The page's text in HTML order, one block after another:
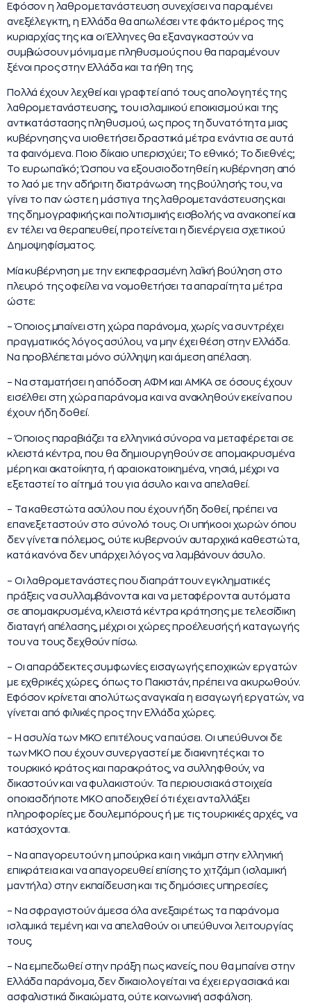
Εφόσον η λαθρομετανάστευση συνεχίσει να παραμένει
ανεξέλεγκτη, η Ελλάδα θα απωλέσει ντε φάκτο μέρος της
κυριαρχίας της και οι Έλληνες θα εξαναγκαστούν να
συμβιώσουν μόνιμα με πληθυσμούς που θα παραμένουν
ξένοι προς στην Ελλάδα και τα ήθη της.
Πολλά έχουν λεχθεί και γραφτεί από τους απολογητές της
λαθρομετανάστευσης, του ισλαμικού εποικισμού και της
αντικατάστασης πληθυσμού, ως προς τη δυνατότητα μιας
κυβέρνησης να υιοθετήσει δραστικά μέτρα ενάντια σε αυτά
τα φαινόμενα. Ποιο δίκαιο υπερισχύει; Το εθνικό; Το διεθνές;
Το ευρωπαϊκό; Ώσπου να εξουσιοδοτηθεί η κυβέρνηση από
το λαό με την αδήριτη διατράνωση της βούλησής του, να
γίνει το παν ώστε η μάστιγα της λαθρομετανάστευσης και
της δημογραφικής και πολιτισμικής εισβολής να ανακοπεί και
εν τέλει να θεραπευθεί, προτείνεται η διενέργεια σχετικού
Δημοψηφίσματος.
Μία κυβέρνηση με την εκπεφρασμένη λαϊκή βούληση στο
πλευρό της οφείλει να νομοθετήσει τα απαραίτητα μέτρα
ώστε:
– Όποιος μπαίνει στη χώρα παράνομα, χωρίς να συντρέχει
πραγματικός λόγος ασύλου, να μην έχει θέση στην Ελλάδα.
Να προβλέπεται μόνο σύλληψη και άμεση απέλαση.
– Να σταματήσει η απόδοση ΑΦΜ και ΑΜΚΑ σε όσους έχουν
εισέλθει στη χώρα παράνομα και να ανακληθούν εκείνα που
έχουν ήδη δοθεί.
– Όποιος παραβιάζει τα ελληνικά σύνορα να μεταφέρεται σε
κλειστά κέντρα, που θα δημιουργηθούν σε απομακρυσμένα
μέρη και ακατοίκητα, ή αραιοκατοικημένα, νησιά, μέχρι να
εξεταστεί το αίτημά του για άσυλο και να απελαθεί.
– Τα καθεστώτα ασύλου που έχουν ήδη δοθεί, πρέπει να
επανεξεταστούν στο σύνολό τους. Οι υπήκοοι χωρών όπου
δεν γίνεται πόλεμος, ούτε κυβερνούν αυταρχικά καθεστώτα,
κατά κανόνα δεν υπάρχει λόγος να λαμβάνουν άσυλο.
– Οι λαθρομετανάστες που διαπράττουν εγκληματικές
πράξεις να συλλαμβάνονται και να μεταφέρονται αυτόματα
σε απομακρυσμένα, κλειστά κέντρα κράτησης με τελεσίδικη
διαταγή απέλασης, μέχρι οι χώρες προέλευσής ή καταγωγής
του να τους δεχθούν πίσω.
– Οι απαράδεκτες συμφωνίες εισαγωγής εποχικών εργατών
με εχθρικές χώρες, όπως το Πακιστάν, πρέπει να ακυρωθούν.
Εφόσον κρίνεται απολύτως αναγκαία η εισαγωγή εργατών, να
γίνεται από φιλικές προς την Ελλάδα χώρες.
– Η ασυλία των ΜΚΟ επιτέλους να παύσει. Οι υπεύθυνοι δε
των ΜΚΟ που έχουν συνεργαστεί με διακινητές και το
τουρκικό κράτος και παρακράτος, να συλληφθούν, να
δικαστούν και να φυλακιστούν. Τα περιουσιακά στοιχεία
οποιασδήποτε ΜΚΟ αποδειχθεί ότι έχει ανταλλάξει
πληροφορίες με δουλεμπόρους ή με τις τουρκικές αρχές, να
κατάσχονται.
– Να απαγορευτούν η μπούρκα και η νικάμπ στην ελληνική
επικράτεια και να απαγορευθεί επίσης το χιτζάμπ (ισλαμική
μαντήλα) στην εκπαίδευση και τις δημόσιες υπηρεσίες.
– Να σφραγιστούν άμεσα όλα ανεξαιρέτως τα παράνομα
ισλαμικά τεμένη και να απελαθούν οι υπεύθυνοι λειτουργίας
τους.
– Να εμπεδωθεί στην πράξη πως κανείς, που θα μπαίνει στην
Ελλάδα παράνομα, δεν δικαιολογείται να έχει εργασιακά και
ασφαλιστικά δικαιώματα, ούτε κοινωνική ασφάλιση.